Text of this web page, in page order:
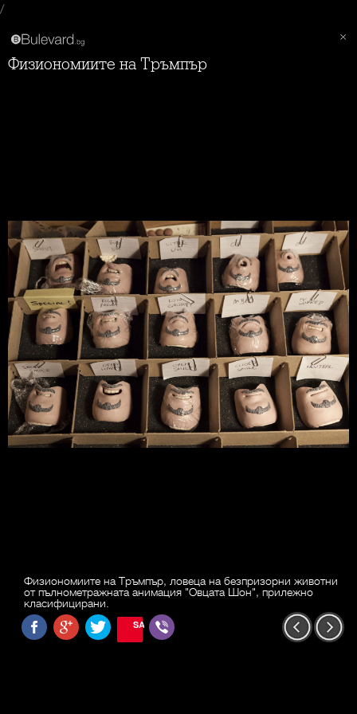
/
Физиономиите на Тръмпър
Физиономиите на Тръмпър, ловеца на безпризорни животни
от пълнометражната анимация "Овцата Шон", прилежно
класифицирани.
SAVE